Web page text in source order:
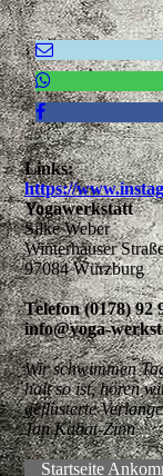
Links:
https://
Yogawerkstatt
Silke Weber
Winterhäuser
97084 Würzburg
Telefon (0178) 92
info@yoga-
Wir schwimmen
halt so ist, hören
geflüsterte
Jan Kabat-Zinn
Startseite